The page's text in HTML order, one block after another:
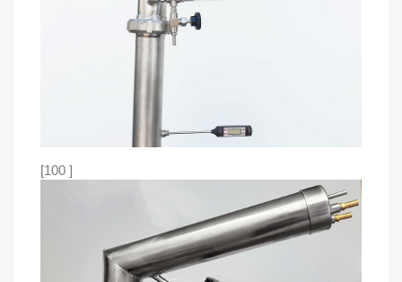
[100 ]